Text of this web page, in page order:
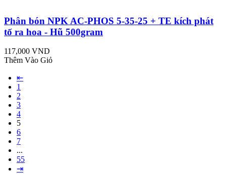
Phân bón NPK AC-PHOS 5-35-25 + TE kích phát
tố ra hoa - Hũ 500gram
117,000 VND
Thêm Vào Giỏ
⇤
1
2
3
4
5
6
7
...
55
⇥